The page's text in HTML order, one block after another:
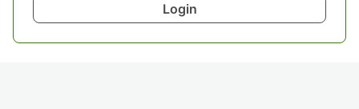
Login